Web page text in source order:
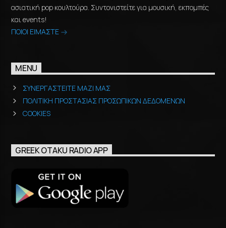
ασιατική pop κουλτούρα. Συντονιστείτε για μουσική, εκπομπές
και events!
ΠΟΙΟΙ ΕΙΜΑΣΤΕ
MENU
ΣΥΝΕΡΓΑΣΤΕΙΤΕ ΜΑΖΙ ΜΑΣ
ΠΟΛΙΤΙΚΗ ΠΡΟΣΤΑΣΙΑΣ ΠΡΟΣΩΠΙΚΩΝ ΔΕΔΟΜΕΝΩΝ
COOKIES
GREEK OTAKU RADIO APP